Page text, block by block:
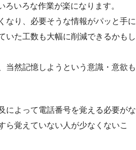
ろいろな作業が楽になります。
なり、必要そうな情報がパッと手に
いた工数も大幅に削減できるかもし
当然記憶しようという意識・意欲も
によって電話番号を覚える必要がな
ら覚えていない人が少なくないこ